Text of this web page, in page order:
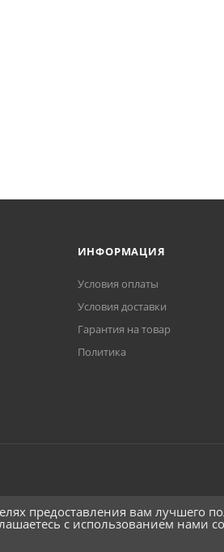
ИНФОРМАЦИЯ
Условия оплаты
Условия доставки
Гарантия на товар
Политика
предоставления вам лучшего
с использованием нами